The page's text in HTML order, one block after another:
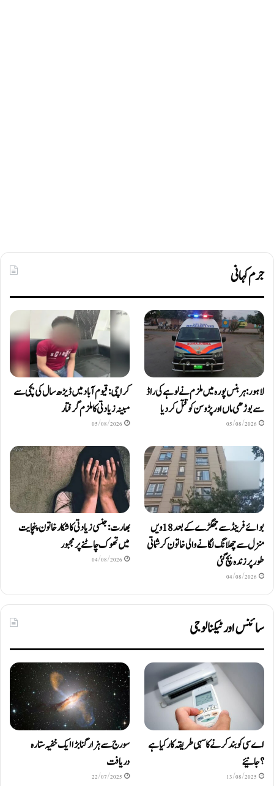
جرم کہانی
لاہور: ہربنس پورہ میں ملزم نے لوہے کی راڈ
سے بوڑھی ماں اور پڑوسن کو قتل کر دیا
05/08/2026
کراچی: قیوم آباد میں ڈیڑھ سال کی بچی سے
مبینہ زیادتی کا ملزم گرفتار
05/08/2026
بوائے فرینڈ سے جھگڑے کے بعد 18 ویں
منزل سے چھلانگ لگانے والی خاتون کرشماتی
طور پر زندہ بچ گئی
04/08/2026
بھارت: جنسی زیادتی کا شکار خاتون پنچایت
میں تھوک چاٹنے پر مجبور
04/08/2026
سائنس اور ٹیکنالوجی
اے سی کو بند کرنے کا سہی طریقہ کار کیا ہے
؟ جانیئے
13/08/2025
سورج سے ہزار گنا بڑا ایک خفیہ ستارہ
دریافت
22/07/2025